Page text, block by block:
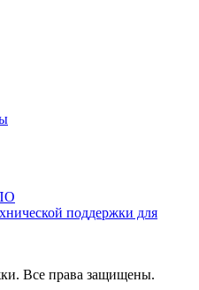
поддержки для
Все права защищены.